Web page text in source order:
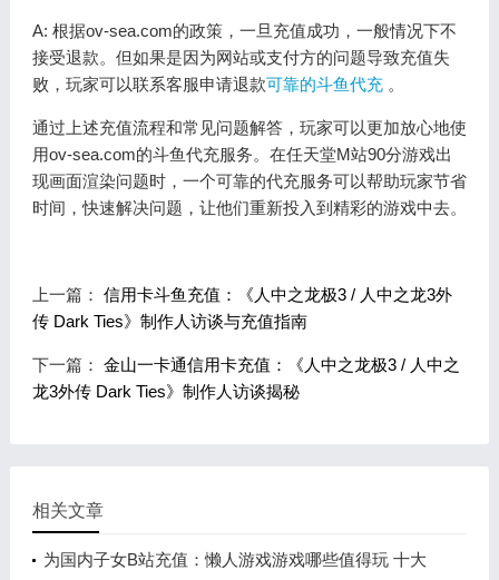
A: 根据ov-sea.com的政策，一旦充值成功，一般情况下不
接受退款。但如果是因为网站或支付方的问题导致充值失
败，玩家可以联系客服申请退款可靠的斗鱼代充。
通过上述充值流程和常见问题解答，玩家可以更加放心地使
用ov-sea.com的斗鱼代充服务。在任天堂M站90分游戏出
现画面渲染问题时，一个可靠的代充服务可以帮助玩家节省
时间，快速解决问题，让他们重新投入到精彩的游戏中去。
上一篇： 信用卡斗鱼充值：《人中之龙极3 / 人中之龙3外
传 Dark Ties》制作人访谈与充值指南
下一篇： 金山一卡通信用卡充值：《人中之龙极3 / 人中之
龙3外传 Dark Ties》制作人访谈揭秘
相关文章
为国内子女B站充值：懒人游戏游戏哪些值得玩 十大